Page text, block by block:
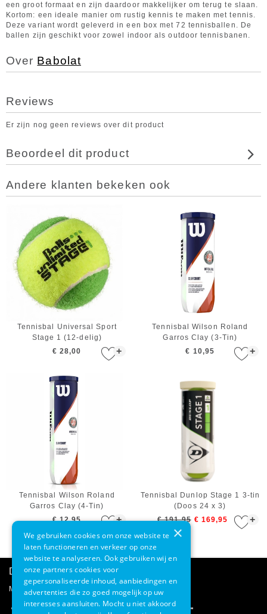
een groot formaat en zijn daardoor makkelijker om terug te slaan.
Kortom: een ideale manier om rustig kennis te maken met tennis.
Deze variant wordt geleverd in een box met 72 tennisballen. De
ballen zijn geschikt voor zowel indoor als outdoor tennisbanen.
Over Babolat
Reviews
Er zijn nog geen reviews over dit product
Beoordeel dit product
Andere klanten bekeken ook
+
Tennisbal Universal Sport
Stage 1 (12-delig)
€ 28,00
+
Tennisbal Wilson Roland
Garros Clay (3-Tin)
€ 10,95
+
Tennisbal Wilson Roland
Garros Clay (4-Tin)
€ 12,95
+
Tennisbal Dunlop Stage 1 3-tin
(Doos 24 x 3)
€ 191,95 € 169,95
Direct advies
Mail onze klantenservice
×
We gebruiken cookies om onze website te
laten functioneren en verkeer op onze
website te analyseren. Ook gebruiken wij en
onze partners cookies voor
gepersonaliseerde inhoud, aanbiedingen en
advertenties die zo goed mogelijk op uw
interesses aansluiten. Mocht u niet akkoord